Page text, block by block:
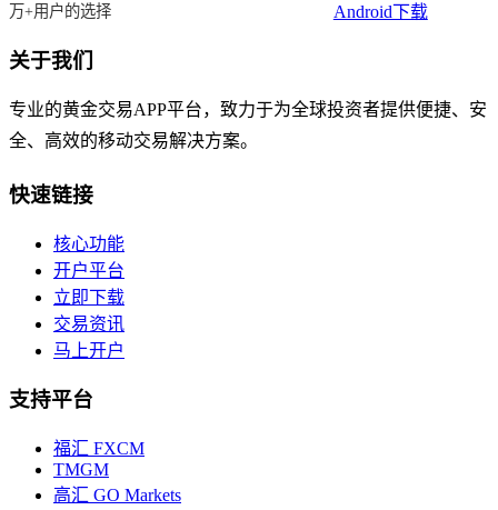
万+用户的选择
Android下载
关于我们
专业的黄金交易APP平台，致力于为全球投资者提供便捷、安
全、高效的移动交易解决方案。
快速链接
核心功能
开户平台
立即下载
交易资讯
马上开户
支持平台
福汇 FXCM
TMGM
高汇 GO Markets